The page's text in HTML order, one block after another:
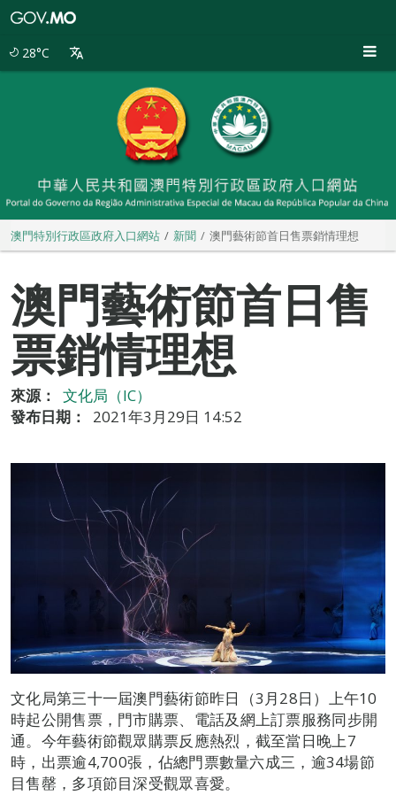
28°C
澳門特別行政區政府入口網站 新聞 澳門藝術節首日售票銷情理想
澳門藝術節首日售
票銷情理想
來源：
文化局（IC）
發布日期：
2021年3月29日 14:52
文化局第三十一屆澳門藝術節昨日（3月28日）上午10
時起公開售票，門市購票、電話及網上訂票服務同步開
通。今年藝術節觀眾購票反應熱烈，截至當日晚上7
時，出票逾4,700張，佔總門票數量六成三，逾34場節
目售罄，多項節目深受觀眾喜愛。